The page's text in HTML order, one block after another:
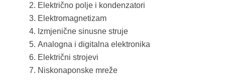
Električno polje i kondenzatori
Elektromagnetizam
Izmjenične sinusne struje
Analogna i digitalna elektronika
Električni strojevi
Niskonaponske mreže